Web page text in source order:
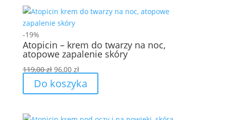
-19%
Atopicin – krem do twarzy na noc,
atopowe zapalenie skóry
119,00zł Pierwotna
cena
wynosiła:
96,00 złAktualna
cena
wynosi:
Do koszyka